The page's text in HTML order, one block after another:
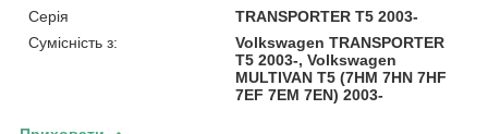
Серія
TRANSPORTER T5 2003-
Сумісність з:
Volkswagen TRANSPORTER
T5 2003-, Volkswagen
MULTIVAN T5 (7HM 7HN 7HF
7EF 7EM 7EN) 2003-